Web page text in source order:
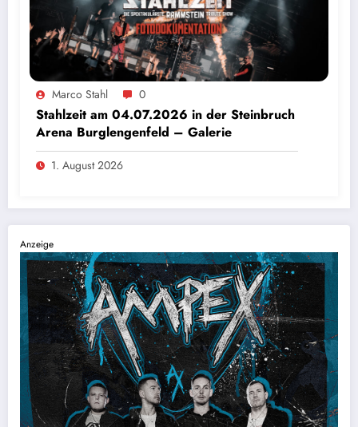
Marco Stahl 0
Stahlzeit am 04.07.2026 in der Steinbruch
Arena Burglengenfeld – Galerie
1. August 2026
Anzeige